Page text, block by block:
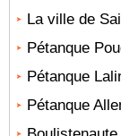
La ville de
Pétanque
Pétanque
Pétanque